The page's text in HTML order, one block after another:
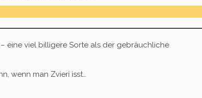
eine viel billigere Sorte als der gebräuchliche
wenn man Zvieri isst…